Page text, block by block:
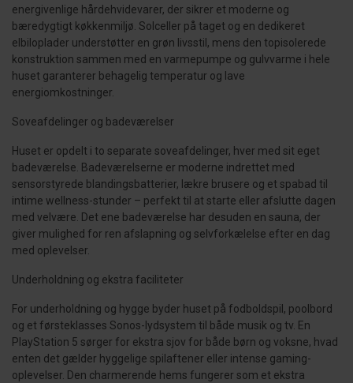
energivenlige hårdehvidevarer, der sikrer et moderne og
bæredygtigt køkkenmiljø. Solceller på taget og en dedikeret
elbiloplader understøtter en grøn livsstil, mens den topisolerede
konstruktion sammen med en varmepumpe og gulvvarme i hele
huset garanterer behagelig temperatur og lave
energiomkostninger.
Soveafdelinger og badeværelser
Huset er opdelt i to separate soveafdelinger, hver med sit eget
badeværelse. Badeværelserne er moderne indrettet med
sensorstyrede blandingsbatterier, lækre brusere og et spabad til
intime wellness-stunder – perfekt til at starte eller afslutte dagen
med velvære. Det ene badeværelse har desuden en sauna, der
giver mulighed for ren afslapning og selvforkælelse efter en dag
med oplevelser.
Underholdning og ekstra faciliteter
For underholdning og hygge byder huset på fodboldspil, poolbord
og et førsteklasses Sonos-lydsystem til både musik og tv. En
PlayStation 5 sørger for ekstra sjov for både børn og voksne, hvad
enten det gælder hyggelige spilaftener eller intense gaming-
oplevelser. Den charmerende hems fungerer som et ekstra